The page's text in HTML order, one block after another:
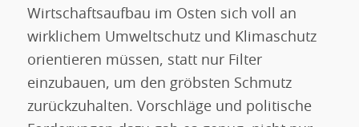
Wirtschaftsaufbau im Osten sich voll an
wirklichem Umweltschutz und Klimaschutz
orientieren müssen, statt nur Filter
einzubauen, um den gröbsten Schmutz
zurückzuhalten. Vorschläge und politische